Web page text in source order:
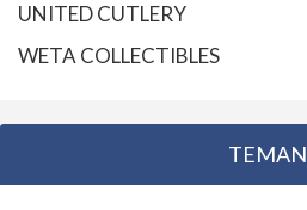
UNITED CUTLERY
WETA COLLECTIBLES
TEMAN